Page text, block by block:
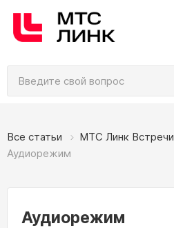
Все статьи МТС Линк Встречи
Аудиорежим
Аудиорежим